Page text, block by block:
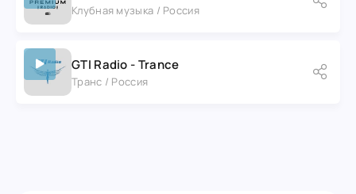
Клубная музыка / Россия
GTI Radio - Trance
Транс / Россия